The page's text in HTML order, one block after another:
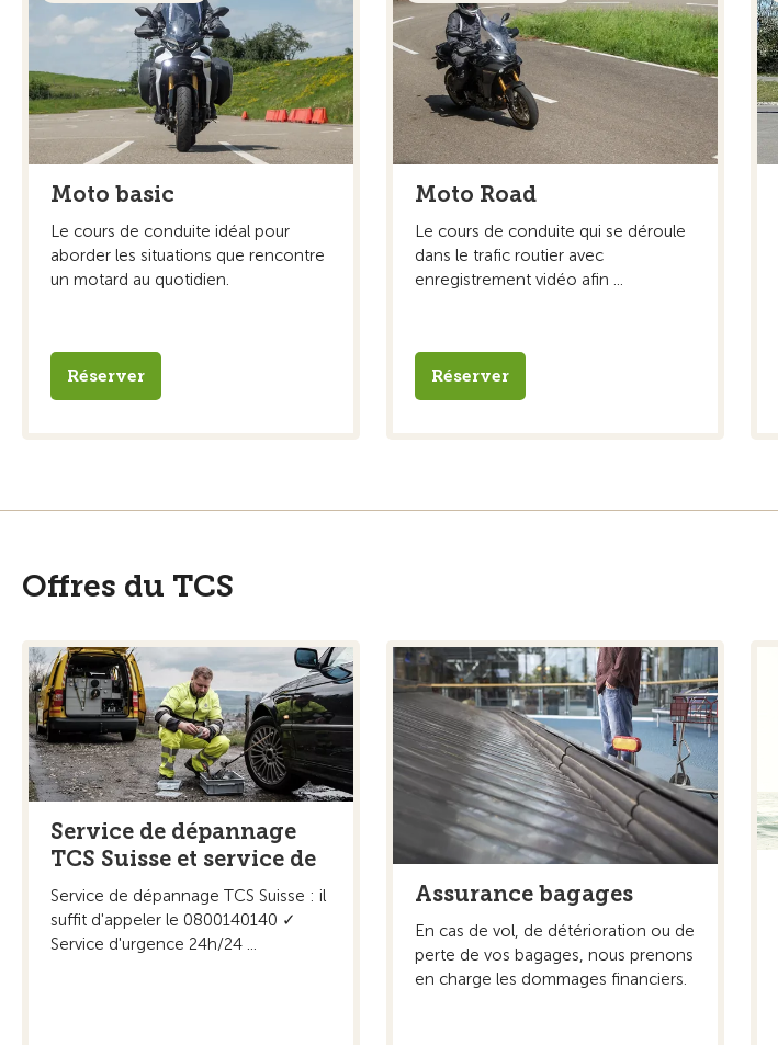
Moto basic
Le cours de conduite idéal pour
aborder les situations que rencontre
un motard au quotidien.
Réserver
Moto Road
Le cours de conduite qui se déroule
dans le trafic routier avec
enregistrement vidéo afin ...
Réserver
Offres du TCS
Service de dépannage
TCS Suisse et service de
Service de dépannage TCS Suisse : il
suffit d'appeler le 0800140140 ✓
Service d'urgence 24h/24 ...
Assurance bagages
En cas de vol, de détérioration ou de
perte de vos bagages, nous prenons
en charge les dommages financiers.